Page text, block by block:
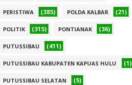
PERISTIWA (385) POLDA KALBAR (21)
POLITIK (315) PONTIANAK (36)
PUTUSSIBAU (411)
PUTUSSIBAU KABUPATEN KAPUAS HULU (1)
PUTUSSIBAU SELATAN (5)